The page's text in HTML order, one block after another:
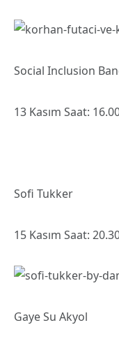
Social Inclusion
13 Kasım Saat:
Sofi Tukker
15 Kasım Saat:
Gaye Su Akyol